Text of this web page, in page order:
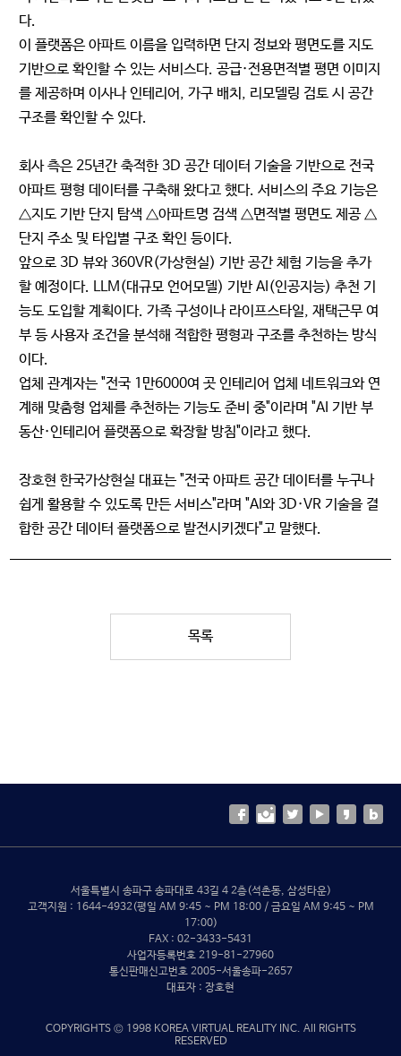
다.
이 플랫폼은 아파트 이름을 입력하면 단지 정보와 평면도를 지도
기반으로 확인할 수 있는 서비스다. 공급·전용면적별 평면 이미지
를 제공하며 이사나 인테리어, 가구 배치, 리모델링 검토 시 공간
구조를 확인할 수 있다.
회사 측은 25년간 축적한 3D 공간 데이터 기술을 기반으로 전국
아파트 평형 데이터를 구축해 왔다고 했다. 서비스의 주요 기능은
△지도 기반 단지 탐색 △아파트명 검색 △면적별 평면도 제공 △
단지 주소 및 타입별 구조 확인 등이다.
앞으로 3D 뷰와 360VR(가상현실) 기반 공간 체험 기능을 추가
할 예정이다. LLM(대규모 언어모델) 기반 AI(인공지능) 추천 기
능도 도입할 계획이다. 가족 구성이나 라이프스타일, 재택근무 여
부 등 사용자 조건을 분석해 적합한 평형과 구조를 추천하는 방식
이다.
업체 관계자는 "전국 1만6000여 곳 인테리어 업체 네트워크와 연
계해 맞춤형 업체를 추천하는 기능도 준비 중"이라며 "AI 기반 부
동산·인테리어 플랫폼으로 확장할 방침"이라고 했다.
장호현 한국가상현실 대표는 "전국 아파트 공간 데이터를 누구나
쉽게 활용할 수 있도록 만든 서비스"라며 "AI와 3D·VR 기술을 결
합한 공간 데이터 플랫폼으로 발전시키겠다"고 말했다.
목록
서울특별시 송파구 송파대로 43길 4 2층(석촌동, 삼성타운)
고객지원 : 1644-4932(평일 AM 9:45 ~ PM 18:00 / 금요일 AM 9:45 ~ PM
17:00)
FAX : 02-3433-5431
사업자등록번호 219-81-27960
통신판매신고번호 2005-서울송파-2657
대표자 : 장호현
COPYRIGHTS © 1998 KOREA VIRTUAL REALITY INC. All RIGHTS
RESERVED